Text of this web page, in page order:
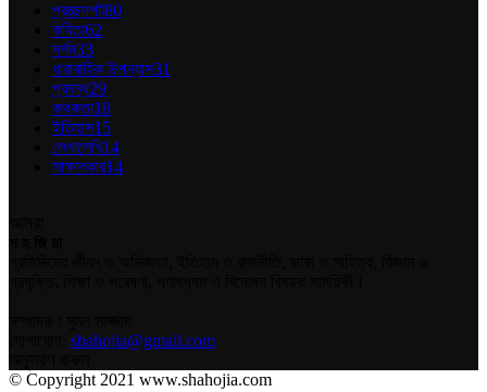
প্রচ্ছদপট80
কবিতা62
দর্শন33
ধারাবাহিক উপন্যাস31
প্রবন্ধ29
কথকতা18
ইতিহাস15
লেখালেখি14
সাক্ষাৎকার14
shahojia@gmail.com
© Copyright 2021 www.shahojia.com